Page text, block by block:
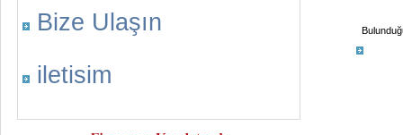
Bize Ulaşın
iletisim